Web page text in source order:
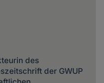
des
der GWUP